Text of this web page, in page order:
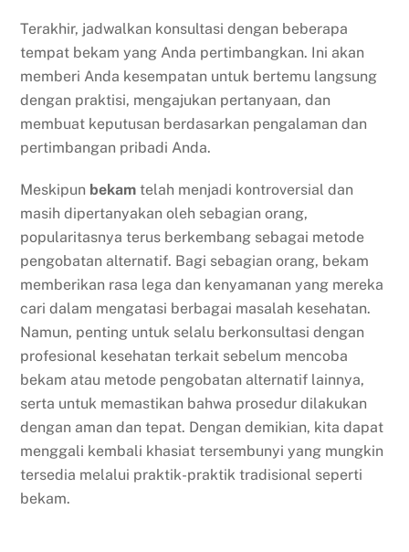
Terakhir, jadwalkan konsultasi dengan beberapa
tempat bekam yang Anda pertimbangkan. Ini akan
memberi Anda kesempatan untuk bertemu langsung
dengan praktisi, mengajukan pertanyaan, dan
membuat keputusan berdasarkan pengalaman dan
pertimbangan pribadi Anda.
Meskipun bekam telah menjadi kontroversial dan
masih dipertanyakan oleh sebagian orang,
popularitasnya terus berkembang sebagai metode
pengobatan alternatif. Bagi sebagian orang, bekam
memberikan rasa lega dan kenyamanan yang mereka
cari dalam mengatasi berbagai masalah kesehatan.
Namun, penting untuk selalu berkonsultasi dengan
profesional kesehatan terkait sebelum mencoba
bekam atau metode pengobatan alternatif lainnya,
serta untuk memastikan bahwa prosedur dilakukan
dengan aman dan tepat. Dengan demikian, kita dapat
menggali kembali khasiat tersembunyi yang mungkin
tersedia melalui praktik-praktik tradisional seperti
bekam.